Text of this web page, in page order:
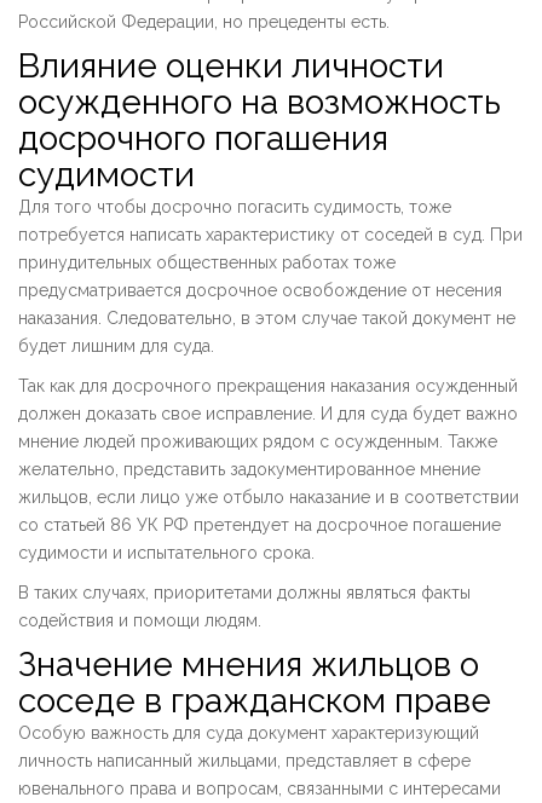
Российской Федерации, но прецеденты есть.
Влияние оценки личности
осужденного на возможность
досрочного погашения
судимости
Для того чтобы досрочно погасить судимость, тоже
потребуется написать характеристику от соседей в суд. При
принудительных общественных работах тоже
предусматривается досрочное освобождение от несения
наказания. Следовательно, в этом случае такой документ не
будет лишним для суда.
Так как для досрочного прекращения наказания осужденный
должен доказать свое исправление. И для суда будет важно
мнение людей проживающих рядом с осужденным. Также
желательно, представить задокументированное мнение
жильцов, если лицо уже отбыло наказание и в соответствии
со статьей 86 УК РФ претендует на досрочное погашение
судимости и испытательного срока.
В таких случаях, приоритетами должны являться факты
содействия и помощи людям.
Значение мнения жильцов о
соседе в гражданском праве
Особую важность для суда документ характеризующий
личность написанный жильцами, представляет в сфере
ювенального права и вопросам, связанными с интересами